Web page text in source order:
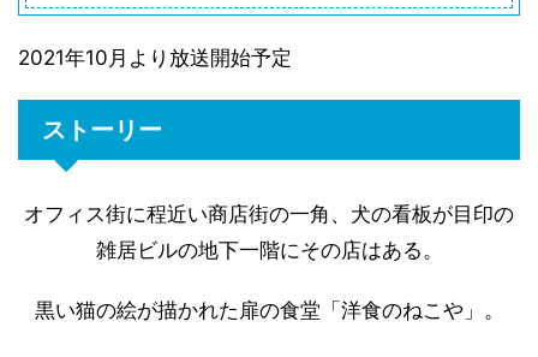
2021年10月より放送開始予定
ストーリー
オフィス街に程近い商店街の一角、犬の看板が目印の
雑居ビルの地下一階にその店はある。
黒い猫の絵が描かれた扉の食堂「洋食のねこや」。